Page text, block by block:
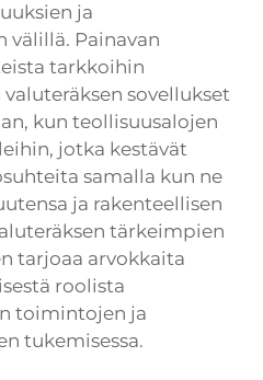
ja
välillä. Painavan
tarkkoihin
sovellukset
kun teollisuusalojen
jotka kestävät
samalla kun ne
ja rakenteellisen
tärkeimpien
tarjoaa arvokkaita
roolista
toimintojen ja
tukemisessa.